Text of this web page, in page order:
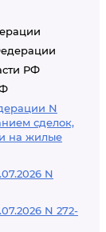
РФ
N
сделок,
на жилые
N
N 272-